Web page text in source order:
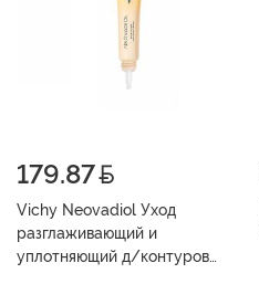
179.87
Vichy Neovadiol Уход
разглаживающий и
уплотняющий д/контуров